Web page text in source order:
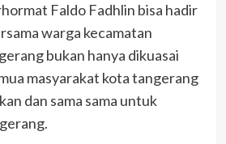
Faldo Fadhlin bisa hadir
warga kecamatan
bukan hanya dikuasai
masyarakat kota tangerang
dan sama sama untuk